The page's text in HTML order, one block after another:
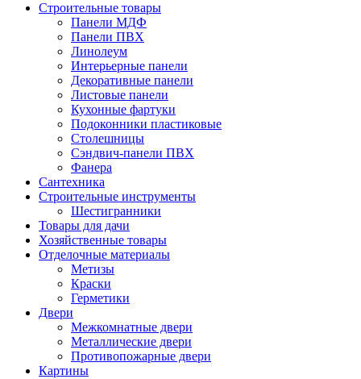
Строительные товары
Панели МДФ
Панели ПВХ
Линолеум
Интерьерные панели
Декоративные панели
Листовые панели
Кухонные фартуки
Подоконники пластиковые
Столешницы
Сэндвич-панели ПВХ
Фанера
Сантехника
Строительные инструменты
Шестигранники
Товары для дачи
Хозяйственные товары
Отделочные материалы
Метизы
Краски
Герметики
Двери
Межкомнатные двери
Металлические двери
Противопожарные двери
Картины